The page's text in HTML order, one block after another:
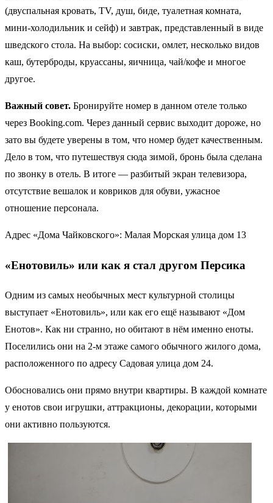
(двуспальная кровать, TV, душ, биде, туалетная комната,
мини-холодильник и сейф) и завтрак, представленный в виде
шведского стола. На выбор: сосиски, омлет, несколько видов
каш, бутерброды, круассаны, яичница, чай/кофе и многое
другое.
Важный совет. Бронируйте номер в данном отеле только
через Booking.com. Через данный сервис выходит дороже, но
зато вы будете уверены в том, что номер будет качественным.
Дело в том, что путешествуя сюда зимой, бронь была сделана
по звонку в отель. В итоге — разбитый экран телевизора,
отсутствие вешалок и ковриков для обуви, ужасное
отношение персонала.
Адрес «Дома Чайковского»: Малая Морская улица дом 13
«Енотовиль» или как я стал другом Персика
Одним из самых необычных мест культурной столицы
выступает «Енотовиль», или как его ещё называют «Дом
Енотов». Как ни странно, но обитают в нём именно еноты.
Поселились они на 2-м этаже самого обычного жилого дома,
расположенного по адресу Садовая улица дом 24.
Обосновались они прямо внутри квартиры. В каждой комнате
у енотов свои игрушки, аттракционы, декорации, которыми
они активно пользуются.